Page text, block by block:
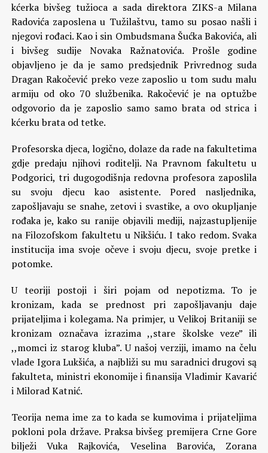
kćerka bivšeg tužioca a sada direktora ZIKS-a Milana
Radovića zaposlena u Tužilaštvu, tamo su posao našli i
njegovi rođaci. Kao i sin Ombudsmana Šućka Bakovića, ali
i bivšeg sudije Novaka Ražnatovića. Prošle godine
objavljeno je da je samo predsjednik Privrednog suda
Dragan Rakočević preko veze zaposlio u tom sudu malu
armiju od oko 70 službenika. Rakočević je na optužbe
odgovorio da je zaposlio samo samo brata od strica i
kćerku brata od tetke.
Profesorska djeca, logično, dolaze da rade na fakultetima
gdje predaju njihovi roditelji. Na Pravnom fakultetu u
Podgorici, tri dugogodišnja redovna profesora zaposlila
su svoju djecu kao asistente. Pored nasljednika,
zapošljavaju se snahe, zetovi i svastike, a ovo okupljanje
rođaka je, kako su ranije objavili mediji, najzastupljenije
na Filozofskom fakultetu u Nikšiću. I tako redom. Svaka
institucija ima svoje očeve i svoju djecu, svoje pretke i
potomke.
U teoriji postoji i širi pojam od nepotizma. To je
kronizam, kada se prednost pri zapošljavanju daje
prijateljima i kolegama. Na primjer, u Velikoj Britaniji se
kronizam označava izrazima ,,stare školske veze” ili
,,momci iz starog kluba”. U našoj verziji, imamo na čelu
vlade Igora Lukšića, a najbliži su mu saradnici drugovi są
fakulteta, ministri ekonomije i finansija Vladimir Kavarić
i Milorad Katnić.
Teorija nema ime za to kada se kumovima i prijateljima
pokloni pola države. Praksa bivšeg premijera Crne Gore
bilježi Vuka Rajkovića, Veselina Barovića, Zorana